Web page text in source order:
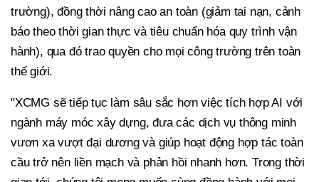
trường), đồng thời nâng cao an toàn (giảm tai nạn, cảnh
báo theo thời gian thực và tiêu chuẩn hóa quy trình vận
hành), qua đó trao quyền cho mọi công trường trên toàn
thế giới.
"XCMG sẽ tiếp tục làm sâu sắc hơn việc tích hợp AI với
ngành máy móc xây dựng, đưa các dịch vụ thông minh
vươn xa vượt đại dương và giúp hoạt động hợp tác toàn
cầu trở nên liền mạch và phản hồi nhanh hơn. Trong thời